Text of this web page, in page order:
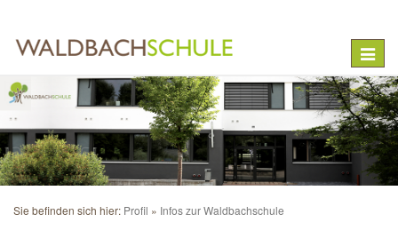
Toggle
Sie befinden sich hier: Profil Infos zur Waldbachschule